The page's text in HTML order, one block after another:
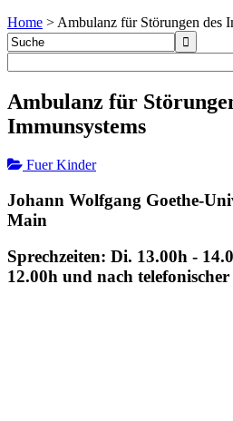
Home > Ambulanz für Störungen des
Ambulanz für
Immunsystems
Fuer Kinder
Johann Wolfgang Goethe-
Main
Sprechzeiten: Di. 13.00h -
12.00h und nach